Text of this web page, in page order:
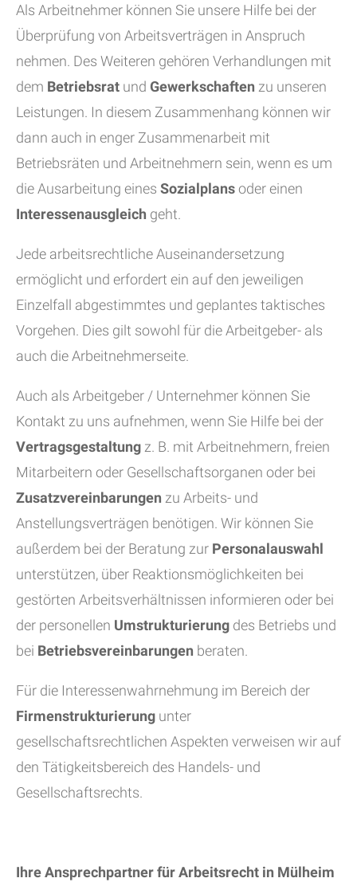
Als Arbeitnehmer können Sie unsere Hilfe bei der
Überprüfung von Arbeitsverträgen in Anspruch
nehmen. Des Weiteren gehören Verhandlungen mit
dem Betriebsrat und Gewerkschaften zu unseren
Leistungen. In diesem Zusammenhang können wir
dann auch in enger Zusammenarbeit mit
Betriebsräten und Arbeitnehmern sein, wenn es um
die Ausarbeitung eines Sozialplansoder einen
Interessenausgleich geht.
Jede arbeitsrechtliche Auseinandersetzung
ermöglicht und erfordert ein auf den jeweiligen
Einzelfall abgestimmtes und geplantes taktisches
Vorgehen. Dies gilt sowohl für die Arbeitgeber- als
auch die Arbeitnehmerseite.
Auch als Arbeitgeber / Unternehmer können Sie
Kontakt zu uns aufnehmen, wenn Sie Hilfe bei der
Vertragsgestaltung z. B. mit Arbeitnehmern, freien
Mitarbeitern oder Gesellschaftsorganen oder bei
Zusatzvereinbarungen zu Arbeits- und
Anstellungsverträgen benötigen. Wir können Sie
außerdem bei der Beratung zur Personalauswahl
unterstützen, über Reaktionsmöglichkeiten bei
gestörten Arbeitsverhältnissen informieren oder bei
der personellen Umstrukturierung des Betriebs und
bei Betriebsvereinbarungen beraten.
Für die Interessenwahrnehmung im Bereich der
Firmenstrukturierung unter
gesellschaftsrechtlichen Aspekten verweisen wir auf
den Tätigkeitsbereich des Handels- und
Gesellschaftsrechts.
Ihre Ansprechpartner für Arbeitsrecht in Mülheim